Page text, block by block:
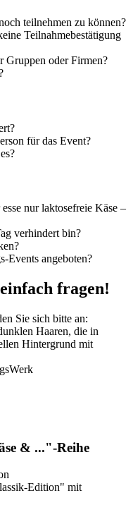
teilnehmen zu können?
Teilnahmebestätigung
Gruppen oder Firmen?
für das Event?
nur laktosefreie Käse –
verhindert bin?
Events angeboten?
fragen!
Sie sich bitte an:
& ..."-Reihe
Edition" mit